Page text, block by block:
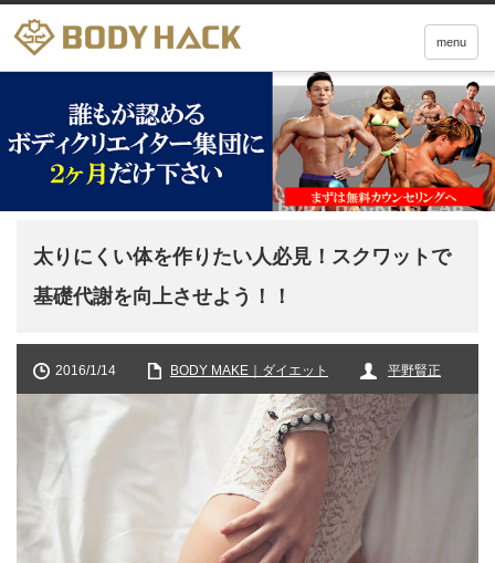
menu
太りにくい体を作りたい人必見！スクワットで
基礎代謝を向上させよう！！
2016/1/14 BODY MAKE｜ダイエット 平野賢正